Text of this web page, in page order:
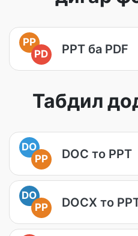
PP
PD
PPT ба PDF
Табдил
DO
PP
DOC то PPT
DO
PP
DOCX то